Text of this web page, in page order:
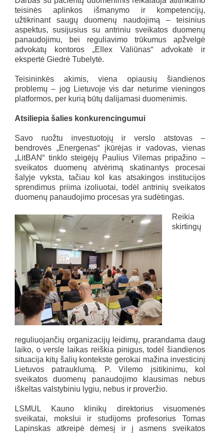
teisinės aplinkos išmanymo ir kompetencijų,
užtikrinant saugų duomenų naudojimą – teisinius
aspektus, susijusius su antriniu sveikatos duomenų
panaudojimu, bei reguliavimo trūkumus apžvelgė
advokatų kontoros „Ellex Valiūnas“ advokatė ir
ekspertė Giedrė Tubelytė.
Teisininkės akimis, viena opiausių šiandienos
problemų – jog Lietuvoje vis dar neturime vieningos
platformos, per kurią būtų dalijamasi duomenimis.
Atsiliepia šalies konkurencingumui
Savo ruožtu investuotojų ir verslo atstovas –
bendrovės „Energenas“ įkūrėjas ir vadovas, vienas
„LitBAN“ tinklo steigėjų Paulius Vilemas pripažino –
sveikatos duomenų atvėrimą skatinantys procesai
šalyje vyksta, tačiau kol kas atsakingos institucijos
sprendimus priima izoliuotai, todėl antrinių sveikatos
duomenų panaudojimo procesas yra sudėtingas.
Reikia
skirtingų
reguliuojančių organizacijų leidimų, prarandama daug
laiko, o versle laikas reiškia pinigus, todėl šiandienos
situacija kitų šalių kontekste gerokai mažina investicinį
Lietuvos patrauklumą. P. Vilemo įsitikinimu, kol
sveikatos duomenų panaudojimo klausimas nebus
iškeltas valstybiniu lygiu, nebus ir proveržio.
LSMUL Kauno klinikų direktorius visuomenės
sveikatai, mokslui ir studijoms profesorius Tomas
Lapinskas atkreipė dėmesį ir į asmens sveikatos